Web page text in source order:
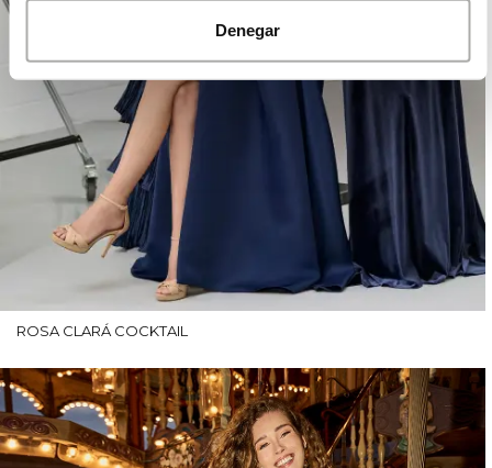
Denegar
ROSA CLARÁ COCKTAIL